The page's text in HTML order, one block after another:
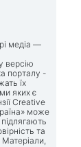
медіа —
версію
порталу -
їх
яких є
Creative
може
та
Матеріали,